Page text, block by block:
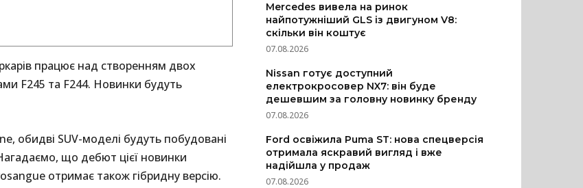
працює над створенням двох
F245 та F244. Новинки будуть
обидві SUV-моделі будуть побудовані
що дебют цієї новинки
отримає також гібридну версію.
Mercedes вивела на ринок
найпотужніший GLS із двигуном V8:
скільки він коштує
07.08.2026
Nissan готує доступний
електрокросовер NX7: він буде
дешевшим за головну новинку бренду
07.08.2026
Ford освіжила Puma ST: нова спецверсія
отримала яскравий вигляд і вже
надійшла у продаж
07.08.2026